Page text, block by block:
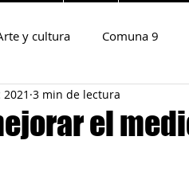
y cultura Comuna 9
Deporte Flora y fauna
el
3 min de lectura